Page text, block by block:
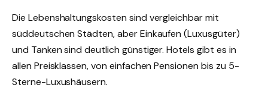
Die Lebenshaltungskosten sind vergleichbar mit
süddeutschen Städten, aber Einkaufen (Luxusgüter)
und Tanken sind deutlich günstiger. Hotels gibt es in
allen Preisklassen, von einfachen Pensionen bis zu 5-
Sterne-Luxushäusern.